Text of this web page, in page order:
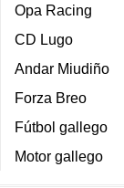
Opa Racing
CD Lugo
Andar Miudiño
Forza Breo
Fútbol gallego
Motor gallego